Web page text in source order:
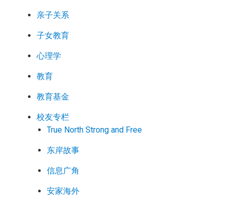
亲子关系
子女教育
心理学
教育
教育基金
校友专栏
True North Strong and Free
东岸故事
信息广角
安家海外